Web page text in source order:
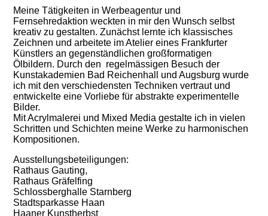
Meine Tätigkeiten in Werbeagentur und
Fernsehredaktion weckten in mir den Wunsch selbst
kreativ zu gestalten. Zunächst lernte ich klassisches
Zeichnen und arbeitete im Atelier eines Frankfurter
Künstlers an gegenständlichen großformatigen
Ölbildern. Durch den regelmässigen Besuch der
Kunstakademien Bad Reichenhall und Augsburg wurde
ich mit den verschiedensten Techniken vertraut und
entwickelte eine Vorliebe für abstrakte experimentelle
Bilder.
Mit Acrylmalerei und Mixed Media gestalte ich in vielen
Schritten und Schichten meine Werke zu harmonischen
Kompositionen.
Ausstellungsbeteiligungen:
Rathaus Gauting,
Rathaus Gräfelfing
Schlossberghalle Starnberg
Stadtsparkasse Haan
Haaner Kunstherbst